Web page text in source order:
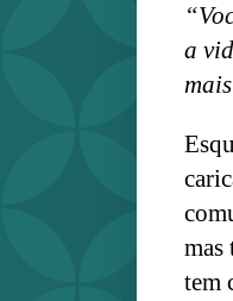
a
mas
tem